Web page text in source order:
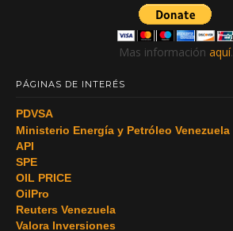
Mas información aquí.
PÁGINAS DE INTERÉS
PDVSA
Ministerio Energía y Petróleo Venezuela
API
SPE
OIL PRICE
OilPro
Reuters Venezuela
Valora Inversiones